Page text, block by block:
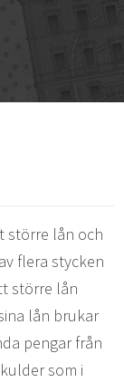
större lån och
flera stycken
större lån
lån brukar
pengar från
som i